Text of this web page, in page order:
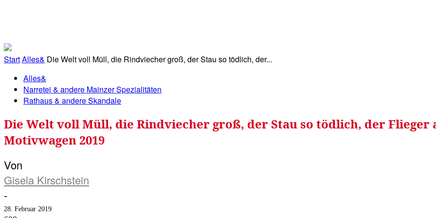
StartAlles& Die Welt voll Müll, die Rindviecher groß, der Stau so tödlich, der...
Alles&
Narretei & andere Mainzer Spezialitäten
Rathaus & andere Skandale
Die Welt voll Müll, die Rindviecher groß, der Stau so tödlich, der Flieger
Motivwagen 2019
Von
Gisela Kirschstein
-
28. Februar 2019